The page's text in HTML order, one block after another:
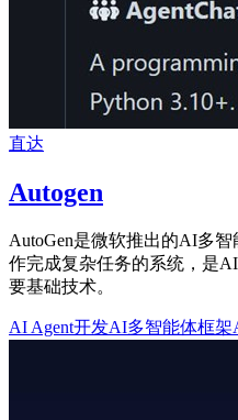
直达
Autogen
AutoGen是微软推出的AI多
作完成复杂任务的系统，是
要基础技术。
AI Agent开发AI多智能体框架